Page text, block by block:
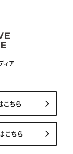
ィア
ちら
こちら